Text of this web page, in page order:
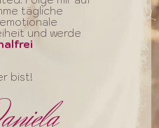
tägliche
und werde
bist!